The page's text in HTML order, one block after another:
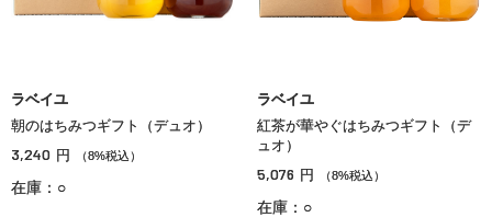
ラベイユ
朝のはちみつギフト（デュオ）
3,240 円 （8%税込）
在庫：○
ラベイユ
紅茶が華やぐはちみつギフト（デ
ュオ）
5,076 円 （8%税込）
在庫：○